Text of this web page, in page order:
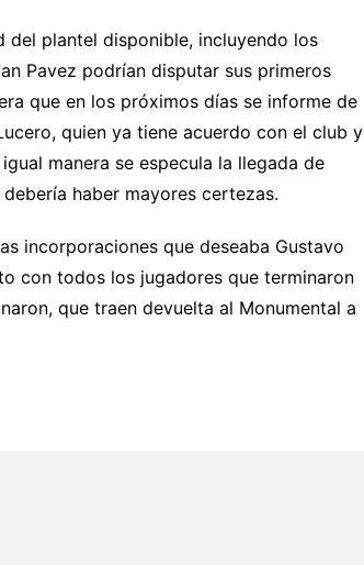
del plantel disponible, incluyendo los
Pavez podrían disputar sus primeros
que en los próximos días se informe de
quien ya tiene acuerdo con el club y
manera se especula la llegada de
haber mayores certezas.
incorporaciones que deseaba Gustavo
con todos los jugadores que terminaron
que traen devuelta al Monumental a